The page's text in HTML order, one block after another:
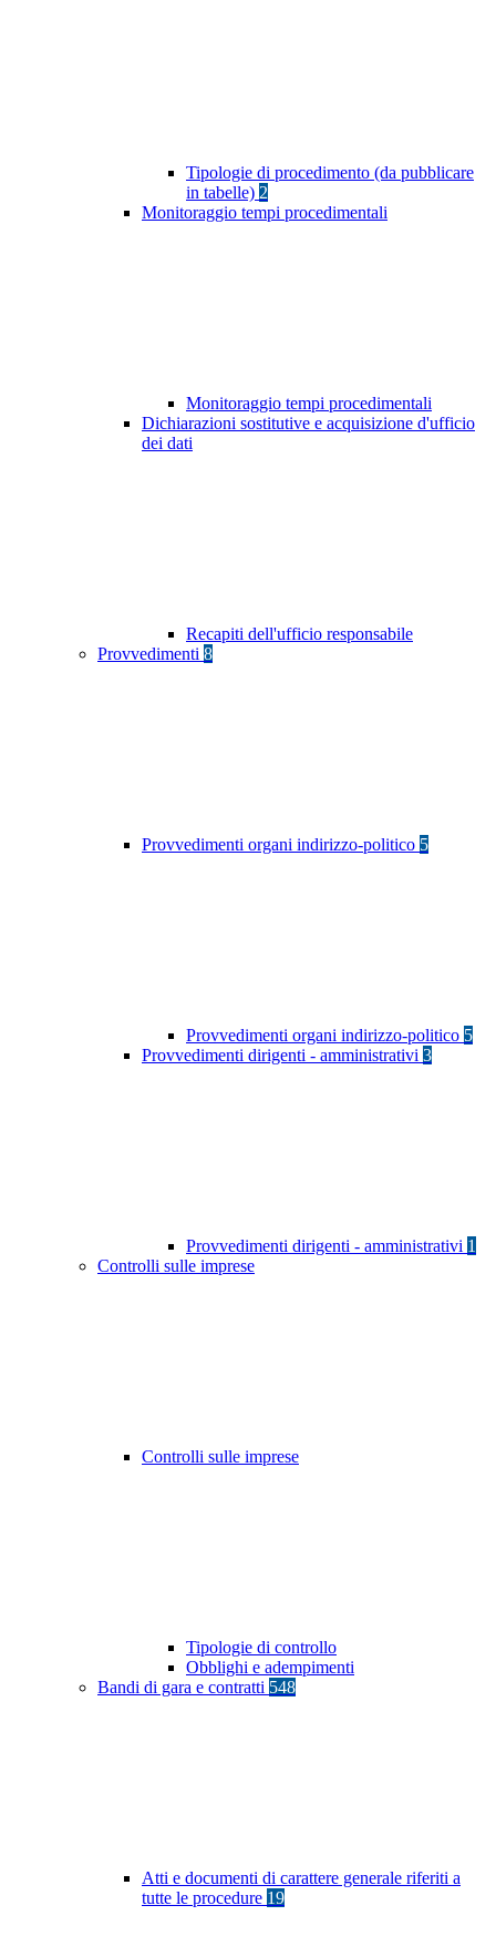
Tipologie di procedimento (da pubblicare
in tabelle) 2
Monitoraggio tempi procedimentali
Monitoraggio tempi procedimentali
Dichiarazioni sostitutive e acquisizione d'ufficio
dei dati
Recapiti dell'ufficio responsabile
Provvedimenti 8
Provvedimenti organi indirizzo-politico 5
Provvedimenti organi indirizzo-politico 5
Provvedimenti dirigenti - amministrativi 3
Provvedimenti dirigenti - amministrativi 1
Controlli sulle imprese
Controlli sulle imprese
Tipologie di controllo
Obblighi e adempimenti
Bandi di gara e contratti 548
Atti e documenti di carattere generale riferiti a
tutte le procedure 19